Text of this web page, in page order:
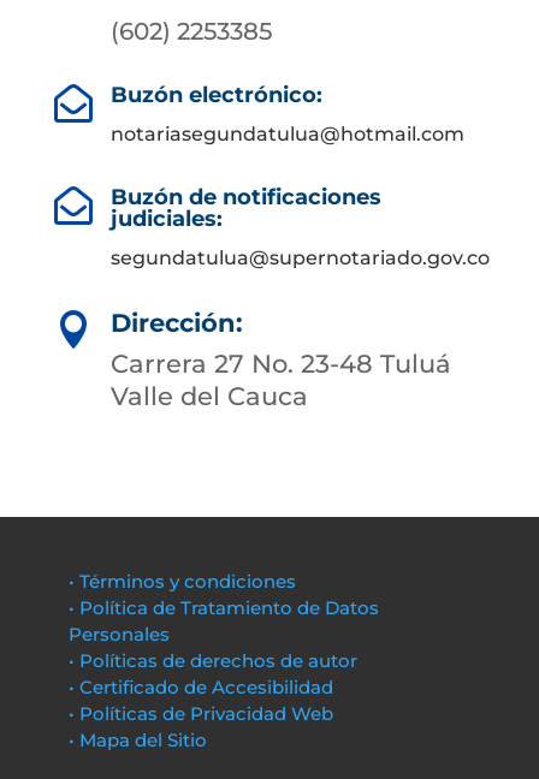
(602) 2253385
 Buzón electrónico:
notariasegundatulua@hotmail.com

Buzón de notificaciones
judiciales:
segundatulua@supernotariado.gov.co

Dirección:
Carrera 27 No. 23-48 Tuluá
Valle del Cauca
• Términos y condiciones
• Política de Tratamiento de Datos
Personales
• Políticas de derechos de autor
• Certificado de Accesibilidad
• Políticas de Privacidad Web
• Mapa del Sitio